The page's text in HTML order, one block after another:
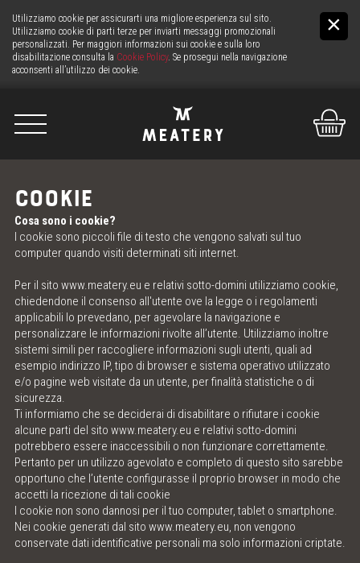
Utilizziamo cookie per assicurarti una migliore esperienza sul sito.
Utilizziamo cookie di parti terze per inviarti messaggi promozionali
personalizzati. Per maggiori informazioni sui cookie e sulla loro
disabilitazione consulta la Cookie Policy. Se prosegui nella navigazione
acconsenti all’utilizzo dei cookie.
IL BANCO
SERVIZIO CARNE H24
ONLINE SHOP
MEAT LOVE - THE MAGAZINE
MEATINGPOINT
POLENTA TABLE
CONTATTO & ORARI D'APERTURA
COOKIE
Cosa sono i cookie?
I cookie sono piccoli file di testo che vengono salvati sul tuo
computer quando visiti determinati siti internet.
Per il sito www.meatery.eu e relativi sotto-domini utilizziamo cookie,
chiedendone il consenso all'utente ove la legge o i regolamenti
applicabili lo prevedano, per agevolare la navigazione e
personalizzare le informazioni rivolte all’utente. Utilizziamo inoltre
sistemi simili per raccogliere informazioni sugli utenti, quali ad
esempio indirizzo IP, tipo di browser e sistema operativo utilizzato
e/o pagine web visitate da un utente, per finalità statistiche o di
sicurezza.
Ti informiamo che se deciderai di disabilitare o rifiutare i cookie
alcune parti del sito www.meatery.eu e relativi sotto-domini
potrebbero essere inaccessibili o non funzionare correttamente.
Pertanto per un utilizzo agevolato e completo di questo sito sarebbe
opportuno che l’utente configurasse il proprio browser in modo che
accetti la ricezione di tali cookie
I cookie non sono dannosi per il tuo computer, tablet o smartphone.
Nei cookie generati dal sito www.meatery.eu , non vengono
conservate dati identificative personali ma solo informazioni criptate.